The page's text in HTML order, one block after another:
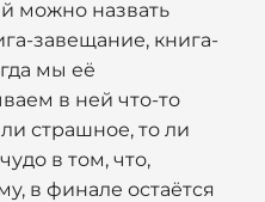
можно назвать
завещание, книга-
мы её
в ней что-то
страшное, то ли
в том, что,
в финале остаётся